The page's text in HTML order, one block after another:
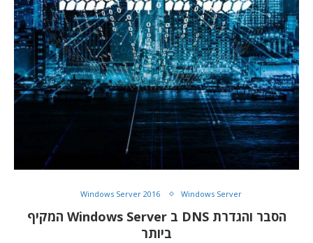
Windows Server
Windows Server 2016
הסבר והגדרת DNS ב Windows Server המקיף
ביותר